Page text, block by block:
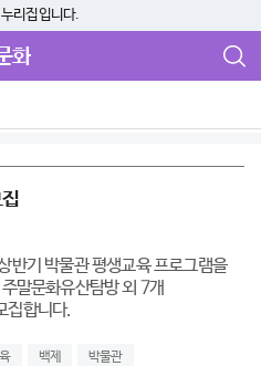
리집입니다.
화
반기 박물관 평생교육 프로그램을
말문화유산탐방 외 7개
집합니다.
백제 박물관